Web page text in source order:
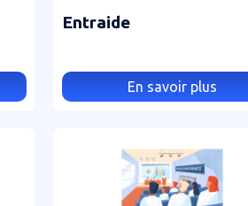
Entraide
En savoir plus